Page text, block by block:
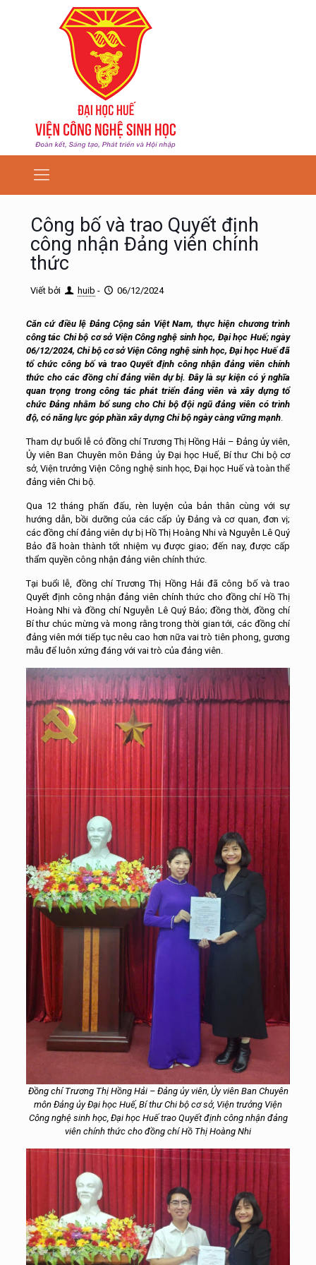
Công bố và trao Quyết định
công nhận Đảng viên chính
thức
Viết bởi huib - 06/12/2024
Căn cứ điều lệ Đảng Cộng sản Việt Nam, thực hiện chương trình
công tác Chi bộ cơ sở Viện Công nghệ sinh học, Đại học Huế; ngày
06/12/2024, Chi bộ cơ sở Viện Công nghệ sinh học, Đại học Huế đã
tổ chức công bố và trao Quyết định công nhận đảng viên chính
thức cho các đồng chí đảng viên dự bị. Đây là sự kiện có ý nghĩa
quan trọng trong công tác phát triển đảng viên và xây dựng tổ
chức Đảng nhằm bổ sung cho Chi bộ đội ngũ đảng viên có trình
độ, có năng lực góp phần xây dựng Chi bộ ngày càng vững mạnh.
Tham dự buổi lễ có đồng chí Trương Thị Hồng Hải – Đảng ủy viên,
Ủy viên Ban Chuyên môn Đảng ủy Đại học Huế, Bí thư Chi bộ cơ
sở, Viện trưởng Viện Công nghệ sinh học, Đại học Huế và toàn thể
đảng viên Chi bộ.
Qua 12 tháng phấn đấu, rèn luyện của bản thân cùng với sự
hướng dẫn, bồi dưỡng của các cấp ủy Đảng và cơ quan, đơn vị;
các đồng chí đảng viên dự bị Hồ Thị Hoàng Nhi và Nguyễn Lê Quý
Bảo đã hoàn thành tốt nhiệm vụ được giao; đến nay, được cấp
thẩm quyền công nhận đảng viên chính thức.
Tại buổi lễ, đồng chí Trương Thị Hồng Hải đã công bố và trao
Quyết định công nhận đảng viên chính thức cho đồng chí Hồ Thị
Hoàng Nhi và đồng chí Nguyễn Lê Quý Bảo; đồng thời, đồng chí
Bí thư chúc mừng và mong rằng trong thời gian tới, các đồng chí
đảng viên mới tiếp tục nêu cao hơn nữa vai trò tiên phong, gương
mẫu để luôn xứng đáng với vai trò của đảng viên.
Đồng chí Trương Thị Hồng Hải – Đảng ủy viên, Ủy viên Ban Chuyên
môn Đảng ủy Đại học Huế, Bí thư Chi bộ cơ sở, Viện trưởng Viện
Công nghệ sinh học, Đại học Huế trao Quyết định công nhận đảng
viên chính thức cho đồng chí Hồ Thị Hoàng Nhi